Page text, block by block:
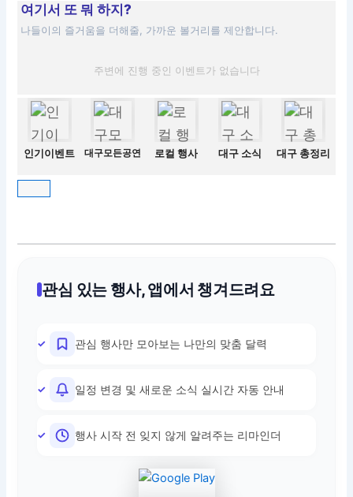
여기서 또 뭐 하지?
나들이의 즐거움을 더해줄, 가까운 볼거리를 제안합니다.
주변에 진행 중인 이벤트가 없습니다
인기이벤트 대구모든공연 로컬 행사 대구 소식 대구 총정리
관심 있는 행사, 앱에서 챙겨드려요
관심 행사만 모아보는 나만의 맞춤 달력
일정 변경 및 새로운 소식 실시간 자동 안내
행사 시작 전 잊지 않게 알려주는 리마인더